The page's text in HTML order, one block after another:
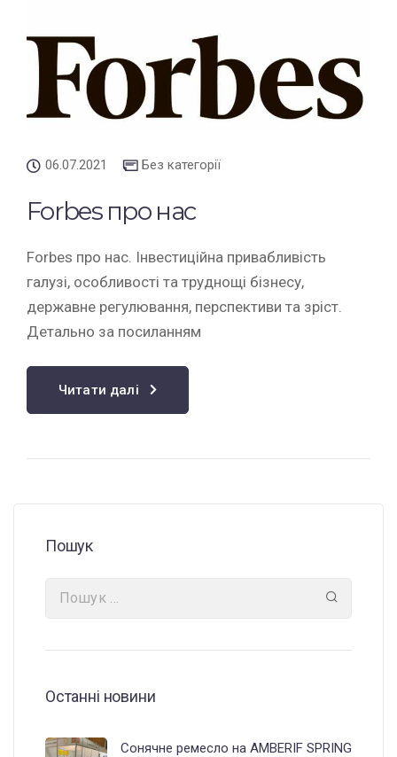
06.07.2021 Без категорії
Forbes про нас
Forbes про нас. Інвестиційна привабливість
галузі, особливості та труднощі бізнесу,
державне регулювання, перспективи та зріст.
Детально за посиланням
Читати далі
Пошук
Останні новини
Сонячне ремесло на AMBERIF SPRING